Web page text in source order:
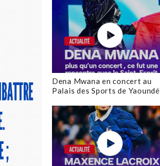
Dena Mwana en concert au
Palais des Sports de Yaoundé